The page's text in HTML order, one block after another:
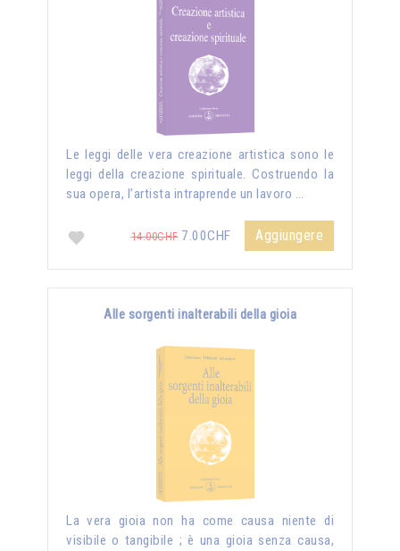
Le leggi delle vera creazione artistica sono le
leggi della creazione spirituale. Costruendo la
sua opera, l’artista intraprende un lavoro …
14.00CHF7.00CHF Aggiungere
Alle sorgenti inalterabili della gioia
La vera gioia non ha come causa niente di
visibile o tangibile ; è una gioia senza causa,